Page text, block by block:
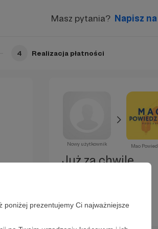
poniżej prezentujemy Ci najważniejsze
Masz pytania? Napisz
4 Realizacja płatności
Nowy użytkownik Mao
Już za chwilę